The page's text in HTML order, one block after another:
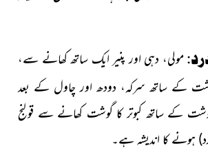
مولی، دہی اور پنیر ایک ساتھ کھانے سے،
کے ساتھ سرکہ، دودھ اور چاول کے بعد
کے ساتھ کبوتر کا گوشت کھانے سے قولنج
ہونے کا اندیشہ ہے۔